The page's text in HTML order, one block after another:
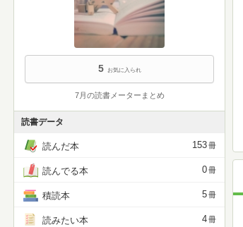
5 お気に入られ
7月の読書メーターまとめ
読書データ
読んだ本 153冊
読んでる本 0冊
積読本 5冊
読みたい本 4冊